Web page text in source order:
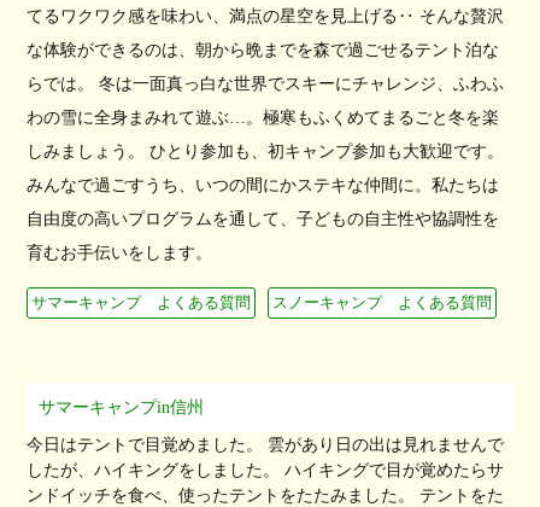
てるワクワク感を味わい、満点の星空を見上げる‥ そんな贅沢
な体験ができるのは、朝から晩までを森で過ごせるテント泊な
らでは。 冬は一面真っ白な世界でスキーにチャレンジ、ふわふ
わの雪に全身まみれて遊ぶ…。極寒もふくめてまるごと冬を楽
しみましょう。 ひとり参加も、初キャンプ参加も大歓迎です。
みんなで過ごすうち、いつの間にかステキな仲間に。私たちは
自由度の高いプログラムを通して、子どもの自主性や協調性を
育むお手伝いをします。
サマーキャンプ よくある質問 スノーキャンプ よくある質問
サマーキャンプin信州
今日はテントで目覚めました。 雲があり日の出は見れませんで
したが、ハイキングをしました。 ハイキングで目が覚めたらサ
ンドイッチを食べ、使ったテントをたたみました。 テントをた